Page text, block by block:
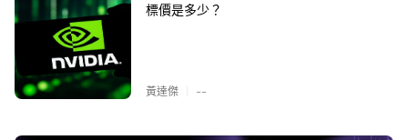
標價是多少？
黃達傑 --